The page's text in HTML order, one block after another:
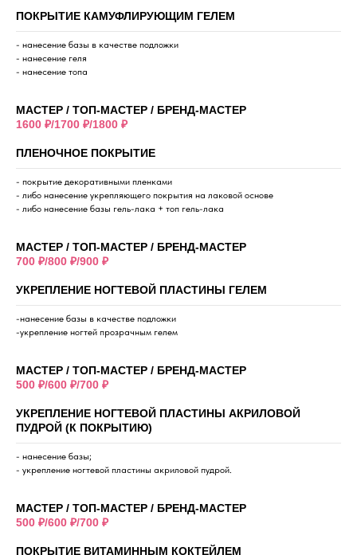
ПОКРЫТИЕ КАМУФЛИРУЮЩИМ ГЕЛЕМ
- нанесение базы в качестве подложки
- нанесение геля
- нанесение топа
МАСТЕР / ТОП-МАСТЕР / БРЕНД-МАСТЕР
1600 ₽/1700 ₽/1800 ₽
ПЛЕНОЧНОЕ ПОКРЫТИЕ
- покрытие декоративными пленками
- либо нанесение укрепляющего покрытия на лаковой основе
- либо нанесение базы гель-лака + топ гель-лака
МАСТЕР / ТОП-МАСТЕР / БРЕНД-МАСТЕР
700 ₽/800 ₽/900 ₽
УКРЕПЛЕНИЕ НОГТЕВОЙ ПЛАСТИНЫ ГЕЛЕМ
-нанесение базы в качестве подложки
-укрепление ногтей прозрачным гелем
МАСТЕР / ТОП-МАСТЕР / БРЕНД-МАСТЕР
500 ₽/600 ₽/700 ₽
УКРЕПЛЕНИЕ НОГТЕВОЙ ПЛАСТИНЫ АКРИЛОВОЙ
ПУДРОЙ (К ПОКРЫТИЮ)
- нанесение базы;
- укрепление ногтевой пластины акриловой пудрой.
МАСТЕР / ТОП-МАСТЕР / БРЕНД-МАСТЕР
500 ₽/600 ₽/700 ₽
ПОКРЫТИЕ ВИТАМИННЫМ КОКТЕЙЛЕМ